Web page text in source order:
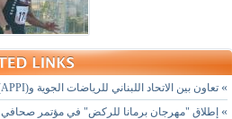
» تعاون بين الاتحاد اللبناني للرياضات الجوية و(APPI)
» إطلاق "مهرجان برمانا للركض" في مؤتمر صحافي